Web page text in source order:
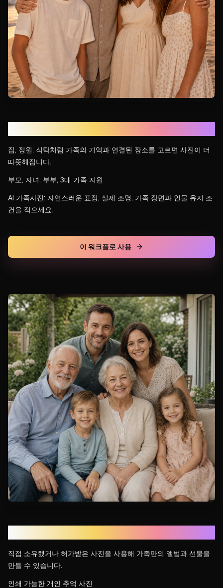
집, 정원, 식탁처럼 가족의 기억과 연결된 장소를 고르면 사진이 더
따뜻해집니다.
부모, 자녀, 부부, 3대 가족 지원
AI 가족사진: 자연스러운 표정, 실제 조명, 가족 장면과 인물 유지 조
건을 적으세요.
이 워크플로 사용
직접 소유했거나 허가받은 사진을 사용해 가족만의 앨범과 선물을
만들 수 있습니다.
인쇄 가능한 개인 추억 사진